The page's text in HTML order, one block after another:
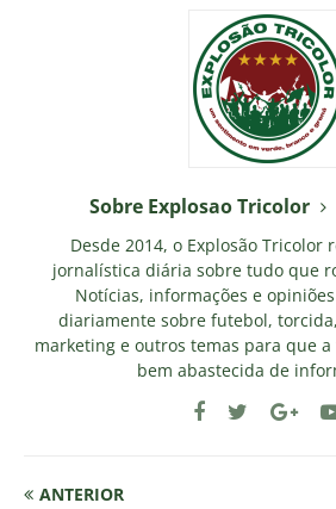
Sobre Explosao Tricolor
Desde 2014, o Explosão Tricolor
jornalística diária sobre tudo que
Notícias, informações e
diariamente sobre futebol,
marketing e outros temas para que
bem abastecida de
ANTERIOR